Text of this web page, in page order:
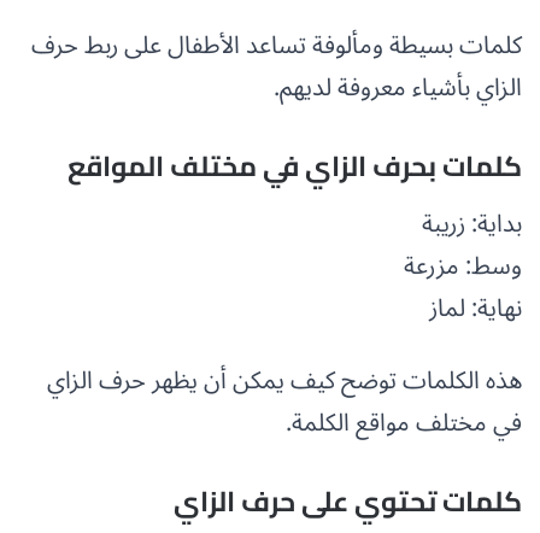
كلمات بسيطة ومألوفة تساعد الأطفال على ربط حرف
الزاي بأشياء معروفة لديهم.
كلمات بحرف الزاي في مختلف المواقع
بداية: زريبة
وسط: مزرعة
نهاية: لماز
هذه الكلمات توضح كيف يمكن أن يظهر حرف الزاي
في مختلف مواقع الكلمة.
كلمات تحتوي على حرف الزاي